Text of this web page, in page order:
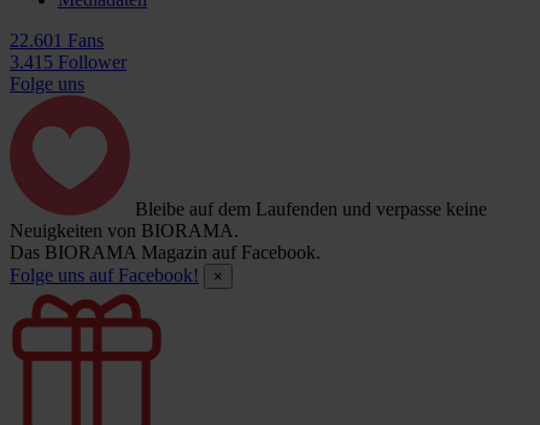
22.601 Fans
3.415 Follower
Folge uns
Bleibe auf dem Laufenden und verpasse keine
Neuigkeiten von BIORAMA.
Das BIORAMA Magazin auf Facebook.
Folge uns auf Facebook!
×